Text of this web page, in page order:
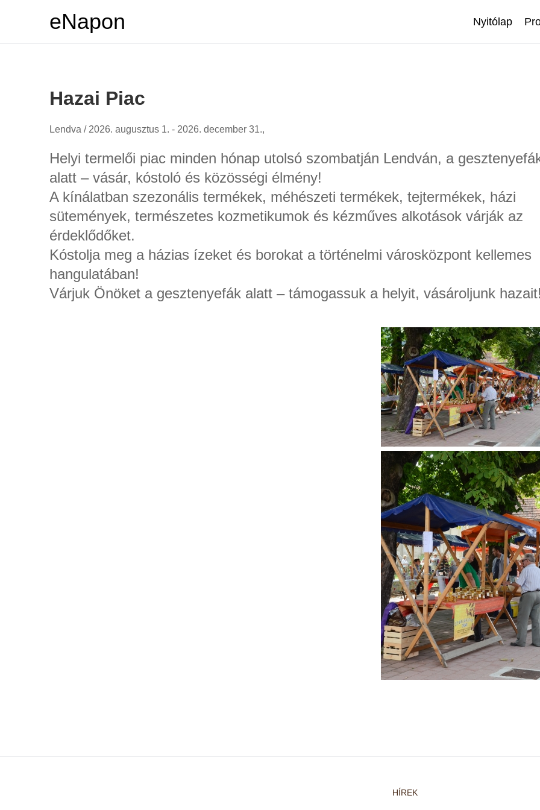
eNapon Nyitólap
Hazai Piac
Lendva / 2026. augusztus 1. - 2026. december 31.,
Helyi termelői piac minden hónap utolsó szombatján Lendván, a
alatt – vásár, kóstoló és közösségi élmény!
A kínálatban szezonális termékek, méhészeti termékek, tejtermékek, házi
sütemények, természetes kozmetikumok és kézműves alkotások várják az
érdeklődőket.
Kóstolja meg a házias ízeket és borokat a történelmi városközpont kellemes
hangulatában!
Várjuk Önöket a gesztenyefák alatt – támogassuk a helyit, vásároljunk
HÍREK